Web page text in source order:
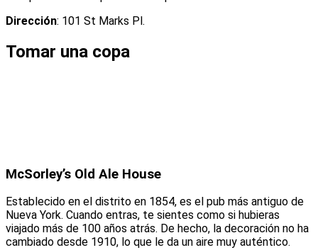
Dirección: 101 St Marks Pl.
Tomar una copa
McSorley’s Old Ale House
Establecido en el distrito en 1854, es el pub más antiguo de
Nueva York. Cuando entras, te sientes como si hubieras
viajado más de 100 años atrás. De hecho, la decoración no ha
cambiado desde 1910, lo que le da un aire muy auténtico.